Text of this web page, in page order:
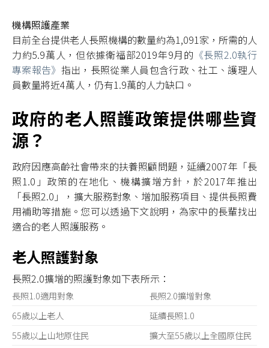
機構照護產業
目前全台提供老人長照機構的數量約為1,091家，所需的人
力約5.9萬人，但依據衛福部2019年9月的 《長照2.0執行
專案報告》 指出，長照從業人員包含行政、社工、護理人
員數量將近4萬人，仍有1.9萬的人力缺口。
政府的老人照護政策提供哪些資
源？
政府因應高齡社會帶來的扶養照顧問題，延續2007年「長
照1.0」政策的在地化、機構擴增方針，於2017年推出
「長照2.0」，擴大服務對象、增加服務項目、提供長照費
用補助等措施。您可以透過下文說明，為家中的長輩找出
適合的老人照護服務。
老人照護對象
長照2.0擴增的照護對象如下表所示：
長照1.0適用對象
長照2.0擴增對象
65歲以上老人
延續長照1.0
55歲以上山地原住民
擴大至55歲以上全國原住民